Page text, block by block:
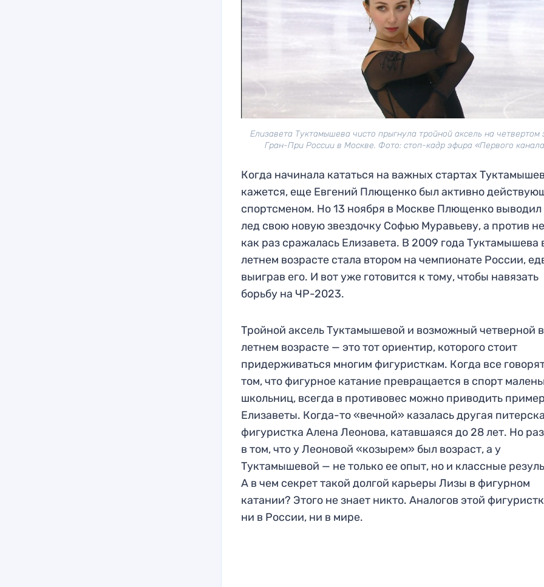
Елизавета Туктамышева чисто прыгнула тройной аксель на четвертом
Гран-При России в Москве. Фото: стоп-кадр эфира «Первого
Когда начинала кататься на важных стартах
кажется, еще Евгений Плющенко был активно
спортсменом. Но 13 ноября в Москве Плющенко выводил
лед свою новую звездочку Софью Муравьеву, а против
как раз сражалась Елизавета. В 2009 года Туктамышева
летнем возрасте стала втором на чемпионате России,
выиграв его. И вот уже готовится к тому, чтобы навязать
борьбу на ЧР-2023.
Тройной аксель Туктамышевой и возможный четверной
летнем возрасте — это тот ориентир, которого стоит
придерживаться многим фигуристкам. Когда все
том, что фигурное катание превращается в спорт
школьниц, всегда в противовес можно приводить
Елизаветы. Когда-то «вечной» казалась другая
фигуристка Алена Леонова, катавшаяся до 28 лет. Но
в том, что у Леоновой «козырем» был возраст, а у
Туктамышевой — не только ее опыт, но и классные
А в чем секрет такой долгой карьеры Лизы в фигурном
катании? Этого не знает никто. Аналогов этой
ни в России, ни в мире.